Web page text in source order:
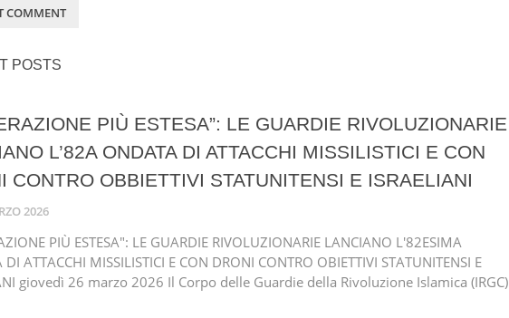
POSTS
PIÙ ESTESA”: LE GUARDIE RIVOLUZIONARIE
L’82A ONDATA DI ATTACCHI MISSILISTICI E CON
CONTRO OBBIETTIVI STATUNITENSI E ISRAELIANI
2026
PIÙ ESTESA": LE GUARDIE RIVOLUZIONARIE LANCIANO L'82ESIMA
ATTACCHI MISSILISTICI E CON DRONI CONTRO OBIETTIVI STATUNITENSI E
giovedì 26 marzo 2026 Il Corpo delle Guardie della Rivoluzione Islamica (IRGC)